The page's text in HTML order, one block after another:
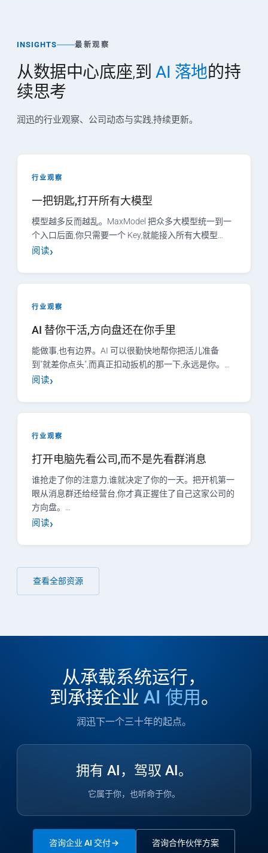
INSIGHTS 最新观察
从数据中心底座,到AI 落地的持
续思考
润迅的行业观察、公司动态与实践,持续更新。
行业观察
一把钥匙,打开所有大模型
模型越多反而越乱。MaxModel 把众多大模型统一到一
个入口后面,你只需要一个 Key,就能接入所有大模型…
阅读
行业观察
AI 替你干活,方向盘还在你手里
能做事,也有边界。AI 可以很勤快地帮你把活儿准备
到"就差你点头",而真正扣动扳机的那一下,永远是你。…
阅读
行业观察
打开电脑先看公司,而不是先看群消息
谁抢走了你的注意力,谁就决定了你的一天。把开机第一
眼从消息群还给经营台,你才真正握住了自己这家公司的
方向盘。…
阅读
查看全部资源
从承载系统运行，
到承接企业 AI 使用。
润迅下一个三十年的起点。
拥有 AI，驾驭 AI。
它属于你，也听命于你。
咨询企业 AI 交付 咨询合作伙伴方案